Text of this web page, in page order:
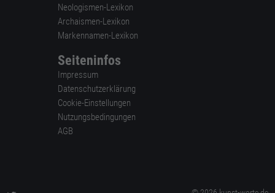
Neologismen-Lexikon
Archaismen-Lexikon
Markennamen-Lexikon
Seiteninfos
Impressum
Datenschutzerklärung
Cookie-Einstellungen
Nutzungsbedingungen
AGB